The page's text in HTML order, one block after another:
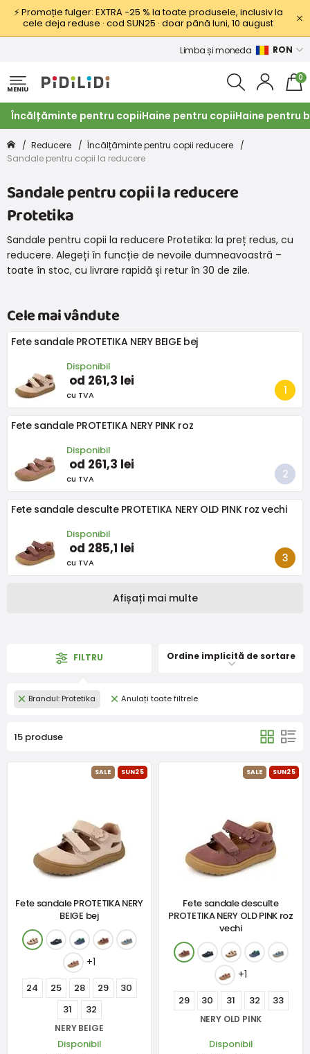
⚡ Promoție fulger: EXTRA −25 % la toate produsele, inclusiv la
cele deja reduse · cod SUN25 · doar până luni, 10 august
Limba și moneda RON
MENIU
0
Încălțăminte pentru copiiHaine pentru copiiHaine pentru
Reducere
Încălțăminte pentru copii reducere
Sandale pentru copii la reducere
Sandale pentru copii la reducere
Protetika
Sandale pentru copii la reducere Protetika: la preț redus, cu
reducere. Alegeți în funcție de nevoile dumneavoastră –
toate în stoc, cu livrare rapidă și retur în 30 de zile.
Cele mai vândute
Fete sandale PROTETIKA NERY BEIGE bej
Disponibil
od 261,3 lei
cu TVA
Fete sandale PROTETIKA NERY PINK roz
Disponibil
od 261,3 lei
cu TVA
Fete sandale desculte PROTETIKA NERY OLD PINK roz vechi
Disponibil
od 285,1 lei
cu TVA
Afișați mai multe
FILTRU Ordine implicită de sortare
Brandul: Protetika Anulați toate filtrele
15 produse
SALE SUN25
Fete sandale PROTETIKA NERY
BEIGE bej
+1
24 25 28 29
30
31
32
NERY BEIGE
Disponibil
SALE SUN25
Fete sandale desculte
PROTETIKA NERY OLD PINK roz
vechi
+1
29 30 31 32 33
NERY OLD PINK
Disponibil